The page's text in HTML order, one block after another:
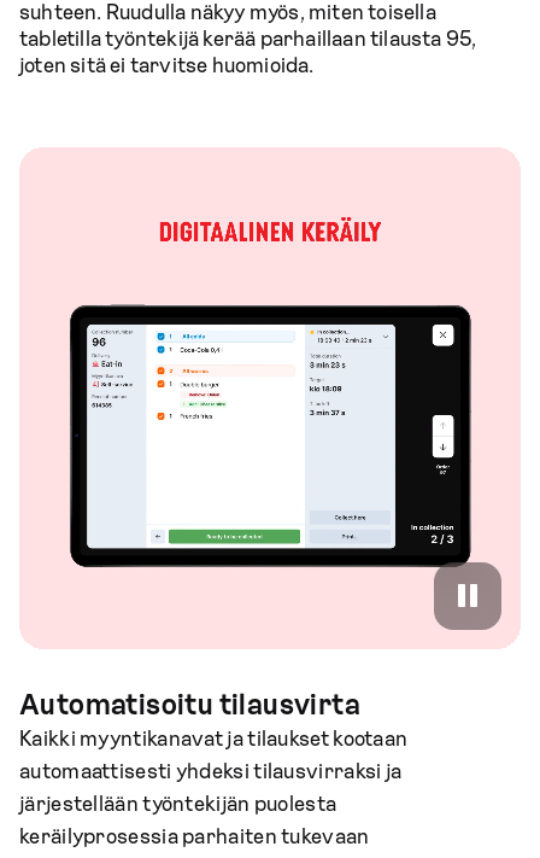
suhteen. Ruudulla näkyy myös, miten toisella
tabletilla työntekijä kerää parhaillaan tilausta 95,
joten sitä ei tarvitse huomioida.
Automatisoitu tilausvirta
Kaikki myyntikanavat ja tilaukset kootaan
automaattisesti yhdeksi tilausvirraksi ja
järjestellään työntekijän puolesta
keräilyprosessia parhaiten tukevaan